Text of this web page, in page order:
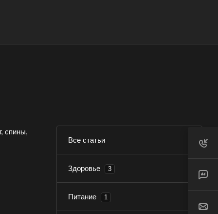
спины,
Все статьи
Здоровье 3
Питание 1